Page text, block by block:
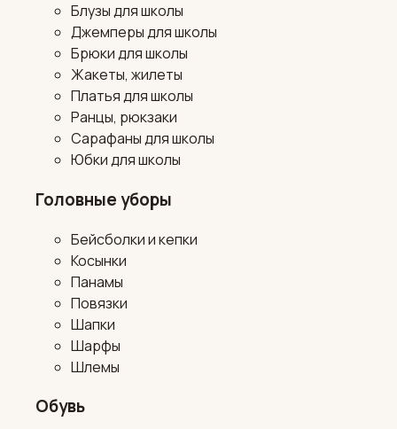
Блузы для школы
Джемперы для школы
Брюки для школы
Жакеты, жилеты
Платья для школы
Ранцы, рюкзаки
Сарафаны для школы
Юбки для школы
Головные уборы
Бейсболки и кепки
Косынки
Панамы
Повязки
Шапки
Шарфы
Шлемы
Обувь